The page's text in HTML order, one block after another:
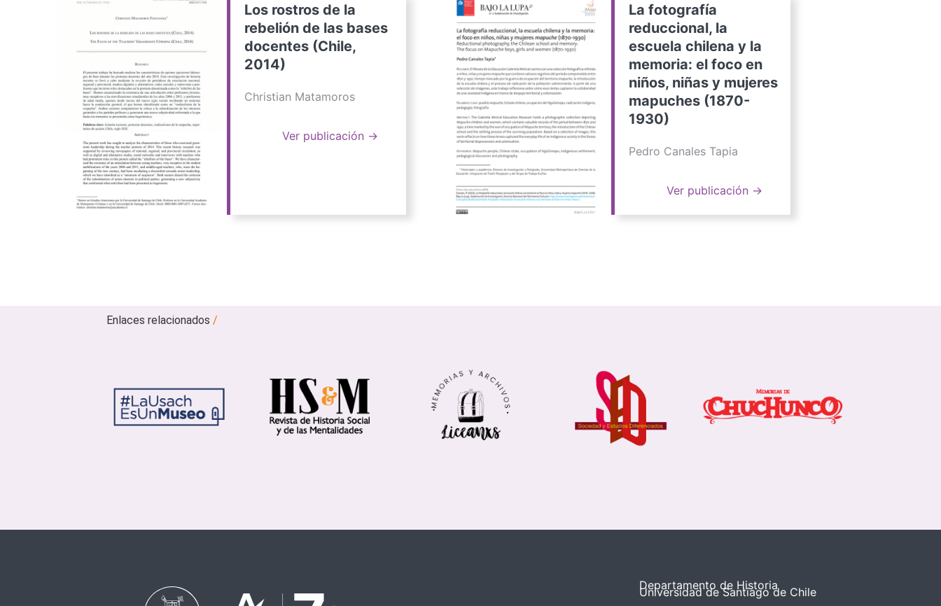
Los rostros de la
rebelión de las bases
docentes (Chile,
2014)
Christian Matamoros
Ver publicación →
La fotografía
reduccional, la
escuela chilena y la
memoria: el foco en
niños, niñas y mujeres
mapuches (1870-
1930)
Pedro Canales Tapia
Ver publicación →
Enlaces relacionados/
Departamento de Historia
Universidad de Santiago de Chile